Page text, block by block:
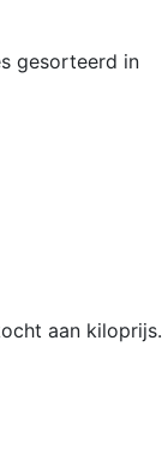
gesorteerd in
aan kiloprijs.